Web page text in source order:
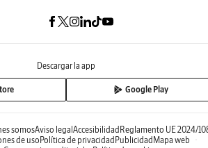
Descargar la app
Google Play
somosAviso legal Accesibilidad Reglamento UE 2024/
de usoPolítica de privacidad Publicidad Mapa web